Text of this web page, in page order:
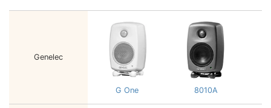
Genelec
G One 8010A